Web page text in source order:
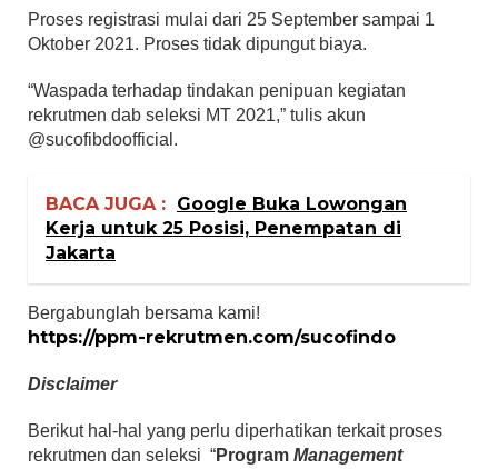
Proses registrasi mulai dari 25 September sampai 1
Oktober 2021. Proses tidak dipungut biaya.
“Waspada terhadap tindakan penipuan kegiatan
rekrutmen dab seleksi MT 2021,” tulis akun
@sucofibdoofficial.
BACA JUGA : Google Buka Lowongan
Kerja untuk 25 Posisi, Penempatan di
Jakarta
Bergabunglah bersama kami!
https://ppm-rekrutmen.com/sucofindo
Disclaimer
Berikut hal-hal yang perlu diperhatikan terkait proses
rekrutmen dan seleksi “Program Management